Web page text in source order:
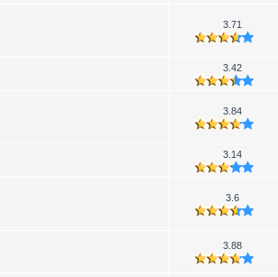
3.71
3.42
3.84
3.14
3.6
3.88